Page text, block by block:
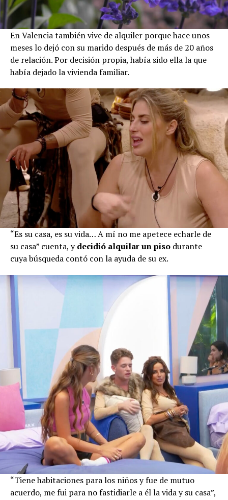
En Valencia también vive de alquiler porque hace unos
meses lo dejó con su marido después de más de 20 años
de relación. Por decisión propia, había sido ella la que
había dejado la vivienda familiar.
“Es su casa, es su vida… A mí no me apetece echarle de
su casa” cuenta, ydecidió alquilar un piso durante
cuya búsqueda contó con la ayuda de su ex.
“Tiene habitaciones para los niños y fue de mutuo
acuerdo, me fui para no fastidiarle a él la vida y su casa”,